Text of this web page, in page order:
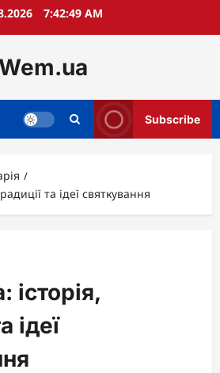
7:42:51 AM
Wem.ua
Subscribe
та ідеї святкування
історія,
ідеї